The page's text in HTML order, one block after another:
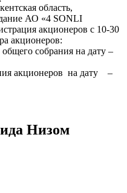
область,
АО «4 SONLI
акционеров с 10-30
акционеров:
собрания на дату –
акционеров на дату –
Низом